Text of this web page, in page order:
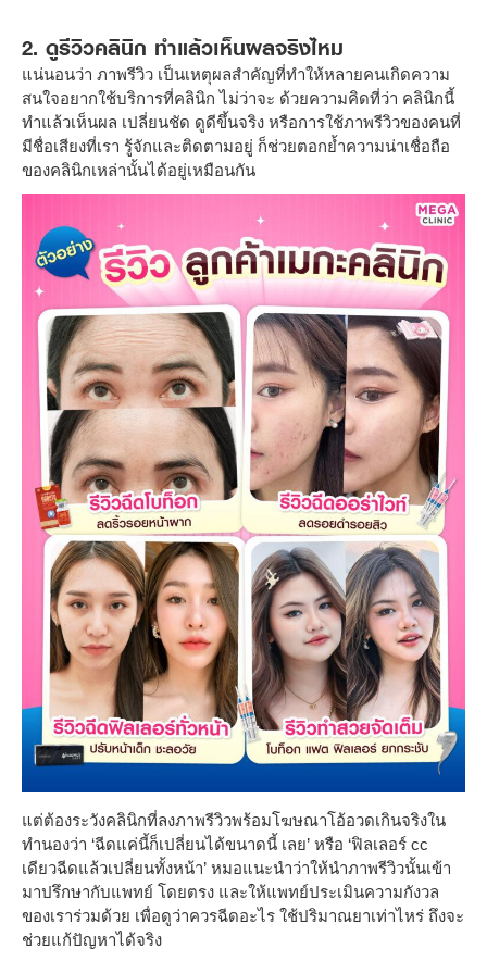
2. ดูรีวิวคลินิก ทำแล้วเห็นผลจริงไหม
แน่นอนว่า ภาพรีวิว เป็นเหตุผลสำคัญที่ทำให้หลายคนเกิดความ
สนใจอยากใช้บริการที่คลินิก ไม่ว่าจะ ด้วยความคิดที่ว่า คลินิกนี้
ทำแล้วเห็นผล เปลี่ยนชัด ดูดีขึ้นจริง หรือการใช้ภาพรีวิวของคนที่
มีชื่อเสียงที่เรา รู้จักและติดตามอยู่ ก็ช่วยตอกย้ำความน่าเชื่อถือ
ของคลินิกเหล่านั้นได้อยู่เหมือนกัน
แต่ต้องระวังคลินิกที่ลงภาพรีวิวพร้อมโฆษณาโอ้อวดเกินจริงใน
ทำนองว่า ‘ฉีดแค่นี้ก็เปลี่ยนได้ขนาดนี้ เลย’ หรือ ‘ฟิลเลอร์ cc
เดียวฉีดแล้วเปลี่ยนทั้งหน้า’ หมอแนะนำว่าให้นำภาพรีวิวนั้นเข้า
มาปรึกษากับแพทย์ โดยตรง และให้แพทย์ประเมินความกังวล
ของเราร่วมด้วย เพื่อดูว่าควรฉีดอะไร ใช้ปริมาณยาเท่าไหร่ ถึงจะ
ช่วยแก้ปัญหาได้จริง